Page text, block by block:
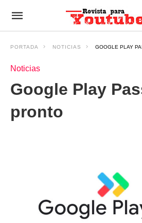
PORTADA NOTICIAS GOOGLE PLAY
Noticias
Google Play
pronto